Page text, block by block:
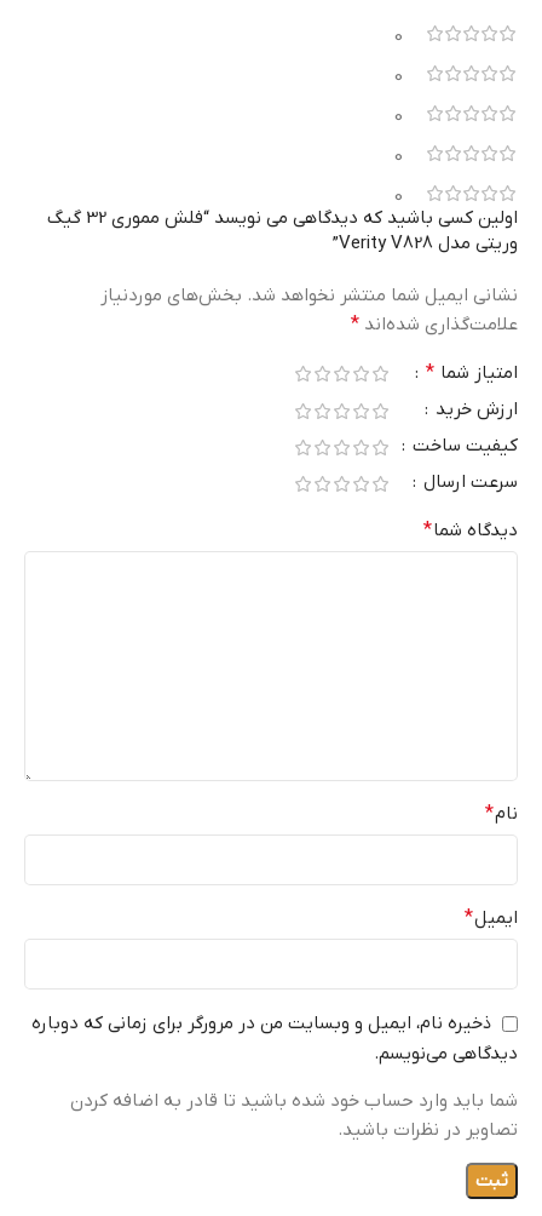
0
0
0
0
0
اولین کسی باشید که دیدگاهی می نویسد “فلش مموری 32 گیگ
وریتی مدل Verity V828”
نشانی ایمیل شما منتشر نخواهد شد. بخش‌های موردنیاز
علامت‌گذاری شده‌اند *
امتیاز شما *
ارزش خرید
کیفیت ساخت
سرعت ارسال
دیدگاه شما*
نام*
ایمیل*
ذخیره نام، ایمیل و وبسایت من در مرورگر برای زمانی که دوباره
دیدگاهی می‌نویسم.
شما باید وارد حساب خود شده باشید تا قادر به اضافه کردن
تصاویر در نظرات باشید.